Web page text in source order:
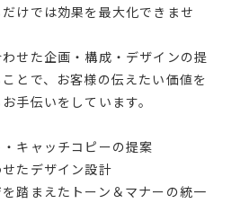
けでは効果を最大化できませ
せた企画・構成・デザインの提
とで、お客様の伝えたい価値を
手伝いをしています。
キャッチコピーの提案
たデザイン設計
踏まえたトーン＆マナーの統一